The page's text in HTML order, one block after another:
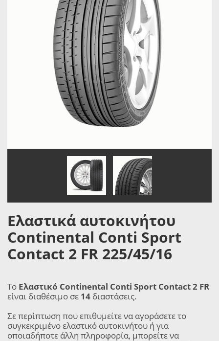
Ελαστικά αυτοκινήτου
Continental Conti Sport
Contact 2 FR 225/45/16
Το Ελαστικό Continental Conti Sport Contact 2 FR
είναι διαθέσιμο σε 14 διαστάσεις.
Σε περίπτωση που επιθυμείτε να αγοράσετε το
συγκεκριμένο ελαστικό αυτοκινήτου ή για
οποιαδήποτε άλλη πληροφορία, μπορείτε να